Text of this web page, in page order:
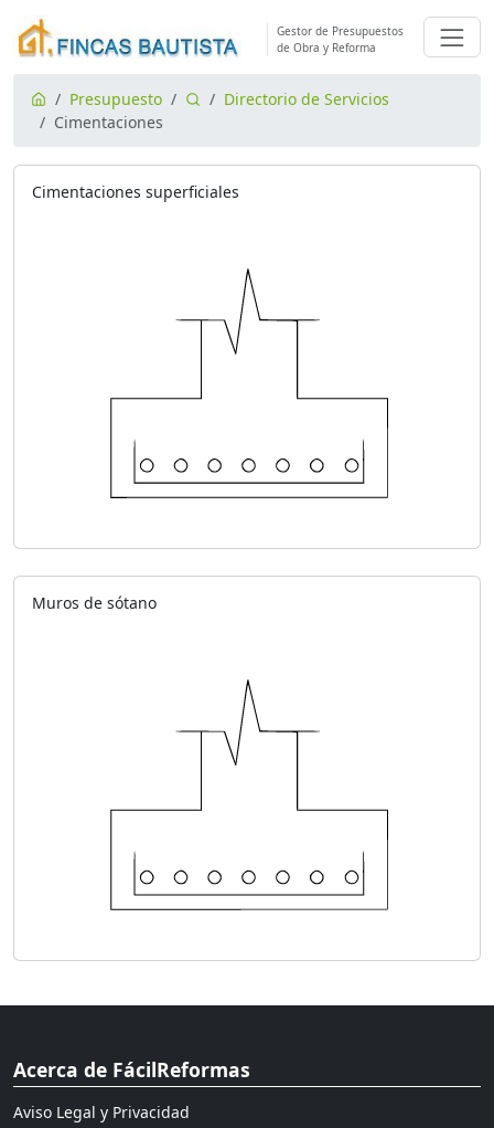
Gestor de Presupuestos
de Obra y Reforma
Presupuesto
Directorio de Servicios
Cimentaciones
Cimentaciones superficiales
Muros de sótano
Acerca de FácilReformas
Aviso Legal y Privacidad